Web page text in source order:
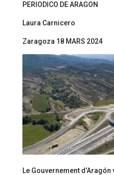
PERIODICO DE ARAGON
Laura Carnicero
Zaragoza 18 MARS 2024
Le Gouvernement